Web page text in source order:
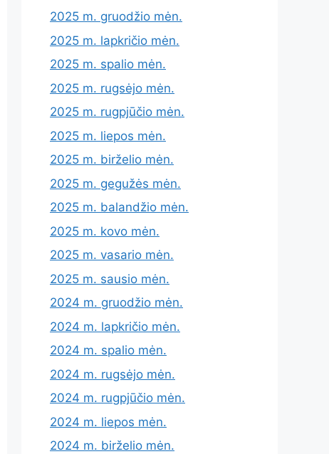
2025 m. gruodžio mėn.
2025 m. lapkričio mėn.
2025 m. spalio mėn.
2025 m. rugsėjo mėn.
2025 m. rugpjūčio mėn.
2025 m. liepos mėn.
2025 m. birželio mėn.
2025 m. gegužės mėn.
2025 m. balandžio mėn.
2025 m. kovo mėn.
2025 m. vasario mėn.
2025 m. sausio mėn.
2024 m. gruodžio mėn.
2024 m. lapkričio mėn.
2024 m. spalio mėn.
2024 m. rugsėjo mėn.
2024 m. rugpjūčio mėn.
2024 m. liepos mėn.
2024 m. birželio mėn.